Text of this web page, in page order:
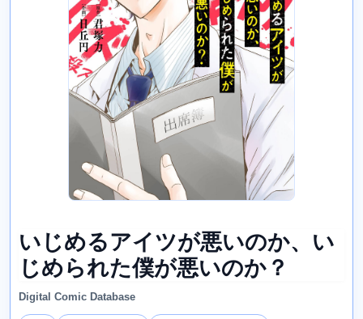
いじめるアイツが悪いのか、い
じめられた僕が悪いのか？
Digital Comic Database